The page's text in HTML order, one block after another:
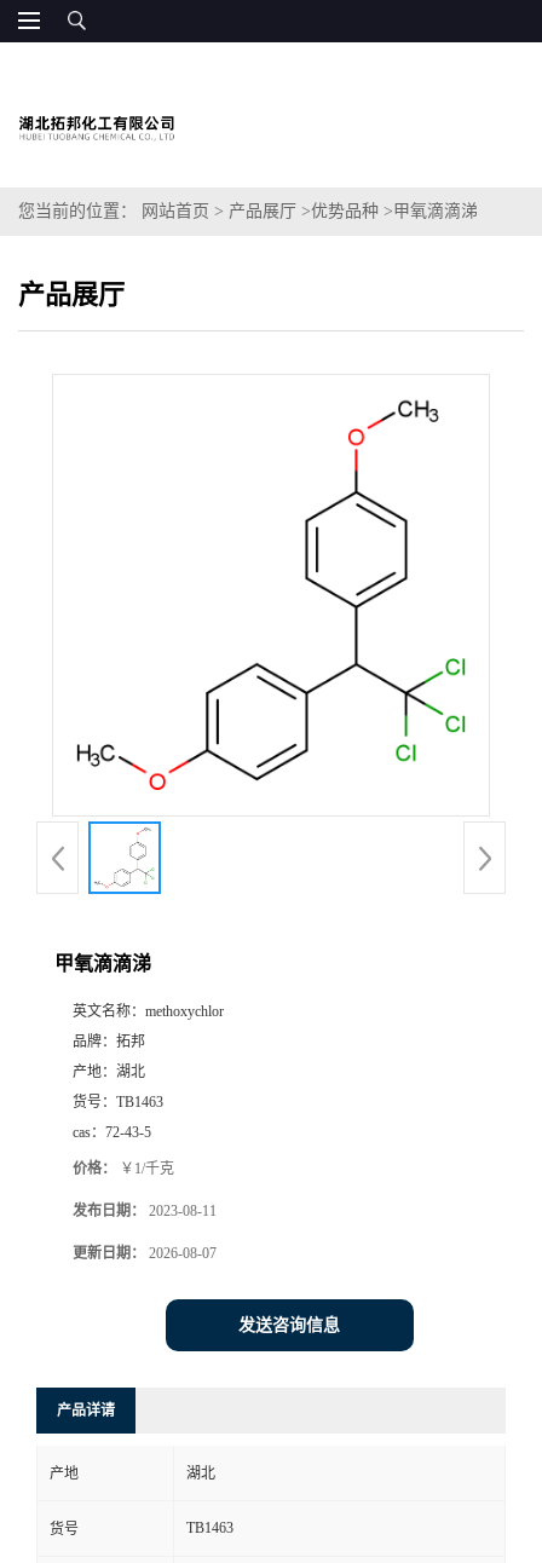
您当前的位置： 网站首页 > 产品展厅 >优势品种 >甲氧滴滴涕
产品展厅
甲氧滴滴涕
英文名称： methoxychlor
品牌： 拓邦
产地： 湖北
货号： TB1463
cas： 72-43-5
价格： ￥1/千克
发布日期： 2023-08-11
更新日期： 2026-08-07
发送咨询信息
产品详请
产地 湖北
货号 TB1463